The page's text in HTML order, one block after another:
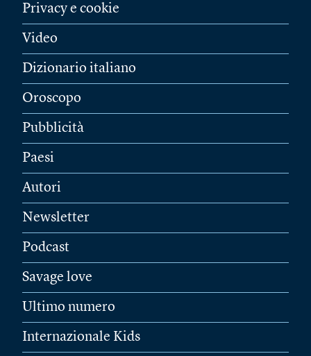
Privacy e cookie
Video
Dizionario italiano
Oroscopo
Pubblicità
Paesi
Autori
Newsletter
Podcast
Savage love
Ultimo numero
Internazionale Kids